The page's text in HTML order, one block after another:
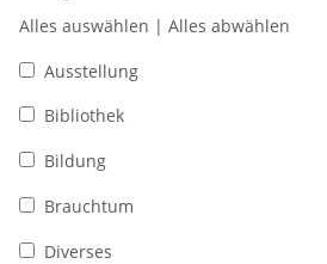
Alles auswählen | Alles abwählen
Ausstellung
Bibliothek
Bildung
Brauchtum
Diverses